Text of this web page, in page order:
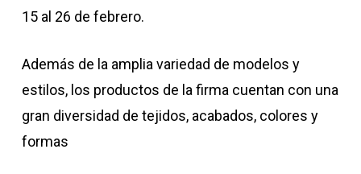
15 al 26 de febrero.
Además de la amplia variedad de modelos y
estilos, los productos de la firma cuentan con una
gran diversidad de tejidos, acabados, colores y
formas